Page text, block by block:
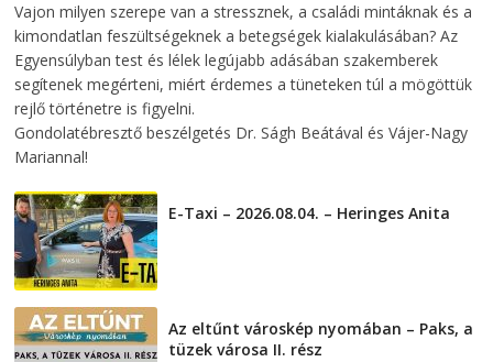
Vajon milyen szerepe van a stressznek, a családi mintáknak és a
kimondatlan feszültségeknek a betegségek kialakulásában? Az
Egyensúlyban test és lélek legújabb adásában szakemberek
segítenek megérteni, miért érdemes a tüneteken túl a mögöttük
rejlő történetre is figyelni.
Gondolatébresztő beszélgetés Dr. Ságh Beátával és Vájer-Nagy
Mariannal!
E-Taxi – 2026.08.04. – Heringes Anita
Az eltűnt városkép nyomában – Paks, a
tüzek városa II. rész